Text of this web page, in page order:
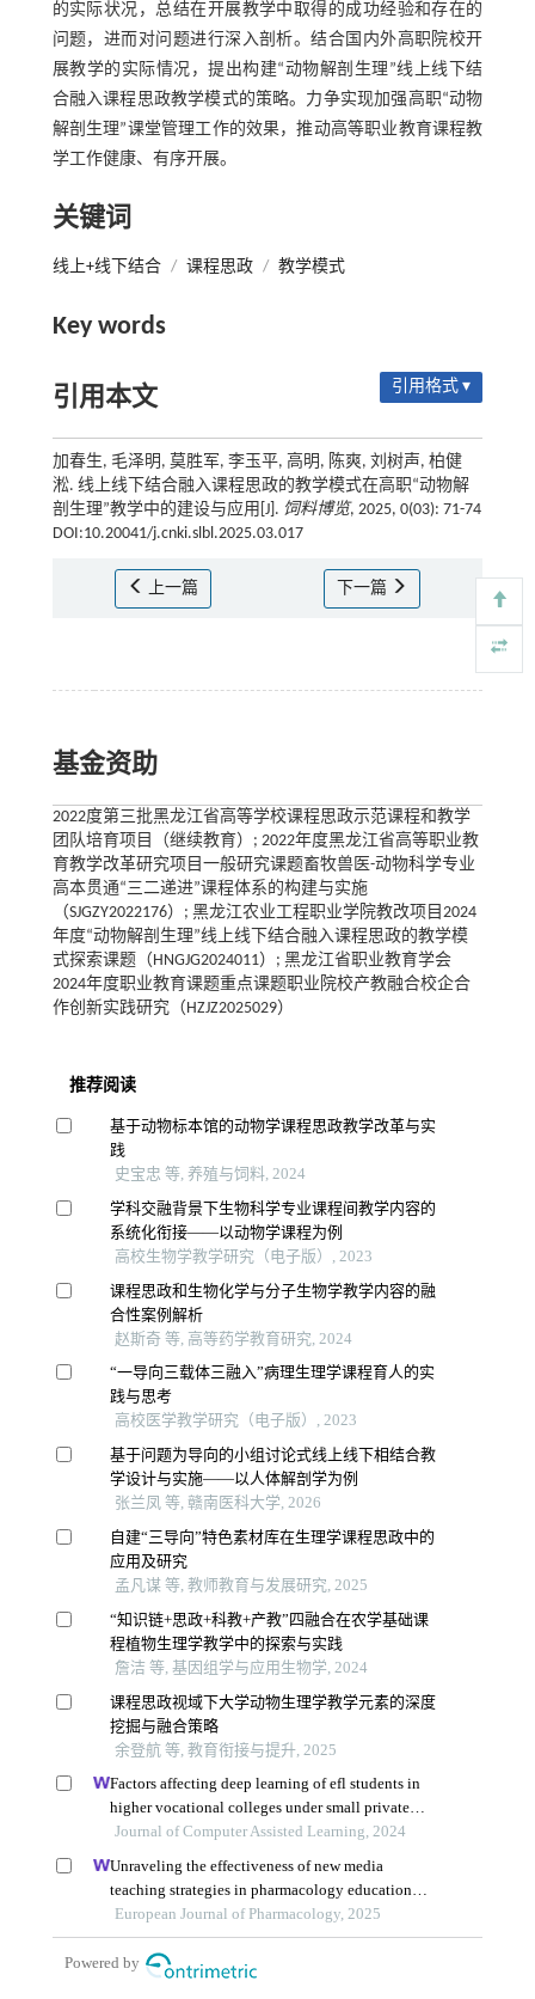
的实际状况，总结在开展教学中取得的成功经验和存在的
问题，进而对问题进行深入剖析。结合国内外高职院校开
展教学的实际情况，提出构建“动物解剖生理”线上线下结
合融入课程思政教学模式的策略。力争实现加强高职“动物
解剖生理”课堂管理工作的效果，推动高等职业教育课程教
学工作健康、有序开展。
关键词
线上+线下结合 / 课程思政 / 教学模式
Key words
引用本文 引用格式 ▾
加春生, 毛泽明, 莫胜军, 李玉平, 高明, 陈爽, 刘树声, 柏健
淞. 线上线下结合融入课程思政的教学模式在高职“动物解
剖生理”教学中的建设与应用[J]. 饲料博览, 2025, 0(03): 71-74
DOI:10.20041/j.cnki.slbl.2025.03.017
上一篇 下一篇
基金资助
2022度第三批黑龙江省高等学校课程思政示范课程和教学
团队培育项目（继续教育）; 2022年度黑龙江省高等职业教
育教学改革研究项目一般研究课题畜牧兽医-动物科学专业
高本贯通“三二递进”课程体系的构建与实施
（SJGZY2022176）; 黑龙江农业工程职业学院教改项目2024
年度“动物解剖生理”线上线下结合融入课程思政的教学模
式探索课题（HNGJG2024011）; 黑龙江省职业教育学会
2024年度职业教育课题重点课题职业院校产教融合校企合
作创新实践研究（HZJZ2025029）